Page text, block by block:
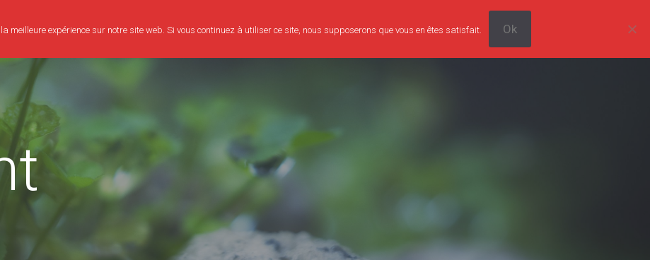
meilleure expérience sur notre site web. Si vous continuez à utiliser ce site, nous supposerons que vous en êtes satisfait. Ok